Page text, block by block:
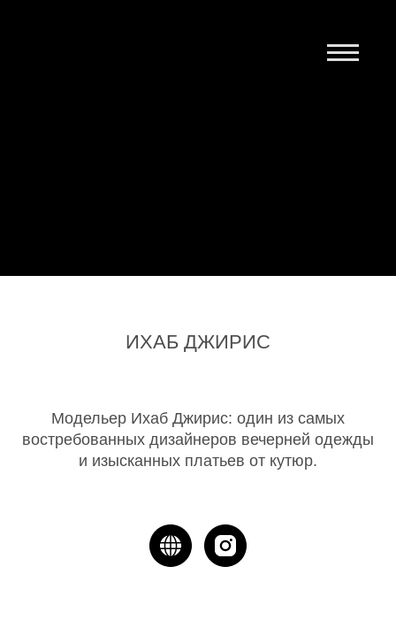
ИХАБ ДЖИРИС
Модельер Ихаб Джирис: один из самых
востребованных дизайнеров вечерней одежды
и изысканных платьев от кутюр.